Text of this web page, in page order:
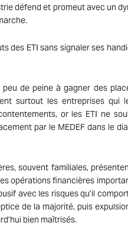
défend et promeut avec un
des ETI sans signaler ses
de peine à gagner des
surtout les entreprises
or les ETI ne
par le MEDEF dans le
souvent familiales,
opérations financières
avec les risques qu’il
de la majorité, puis
bien maîtrisés.